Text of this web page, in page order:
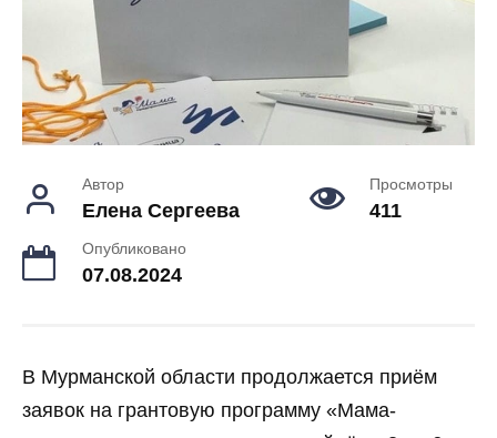
Автор
Елена Сергеева
Просмотры
411
Опубликовано
07.08.2024
В Мурманской области продолжается приём
заявок на грантовую программу «Мама-